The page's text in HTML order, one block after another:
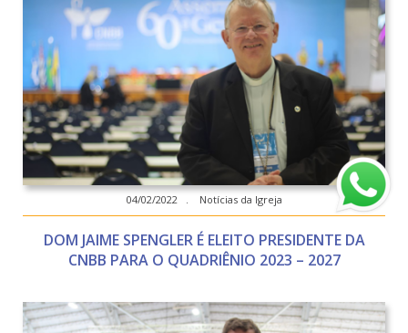
04/02/2022 . Notícias da Igreja
DOM JAIME SPENGLER É ELEITO PRESIDENTE DA
CNBB PARA O QUADRIÊNIO 2023 – 2027